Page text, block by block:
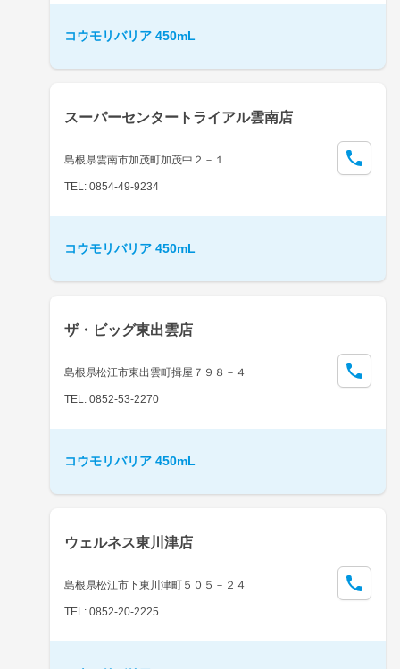
コウモリバリア 450mL
スーパーセンタートライアル雲南店
島根県雲南市加茂町加茂中２－１
TEL: 0854-49-9234
コウモリバリア 450mL
ザ・ビッグ東出雲店
島根県松江市東出雲町揖屋７９８－４
TEL: 0852-53-2270
コウモリバリア 450mL
ウェルネス東川津店
島根県松江市下東川津町５０５－２４
TEL: 0852-20-2225